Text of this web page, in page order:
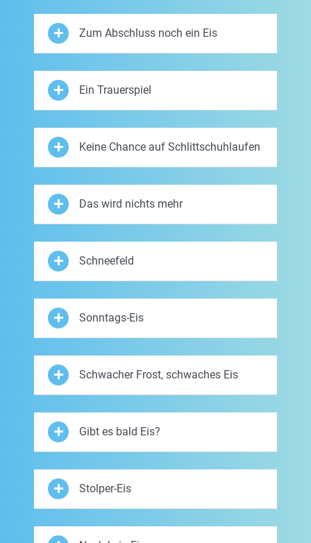
Zum Abschluss noch ein Eis
Ein Trauerspiel
Keine Chance auf Schlittschuhlaufen
Das wird nichts mehr
Schneefeld
Sonntags-Eis
Schwacher Frost, schwaches Eis
Gibt es bald Eis?
Stolper-Eis